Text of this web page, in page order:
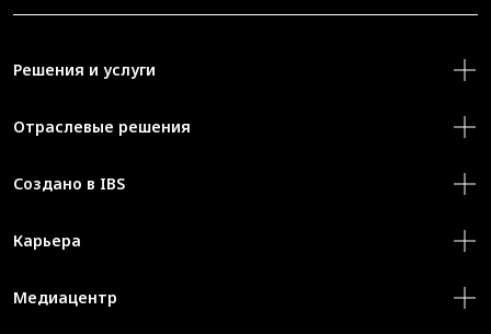
Решения и услуги
Отраслевые решения
Создано в IBS
Карьера
Медиацентр